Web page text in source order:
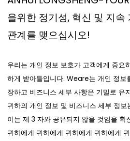
을위한 정기성, 혁신 및 지속
관계를 맺으십시오!
우리는 개인 정보 보호가 고객에게 중요
하게 받아들입니다. Weare는 개인 정보
장하고 비즈니스 세부 사항은 기밀로 유
귀하의 개인 정보 및 비즈니스 세부 정
이는 제 3 자와 공유되지 않을 것임을 확
귀하에게 귀하에게 귀하에게 귀하에게